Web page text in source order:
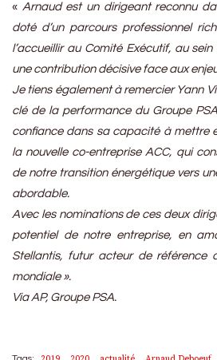
« Arnaud est un dirigeant reconnu
doté d’un parcours professionnel
l’accueillir au Comité Exécutif, au
une contribution décisive face aux
Je tiens également à remercier Yann
clé de la performance du Groupe
confiance dans sa capacité à mettre
la nouvelle co-entreprise ACC, qui
de notre transition énergétique vers
abordable.
Avec les nominations de ces deux
potentiel de notre entreprise, en
Stellantis, futur acteur de référence
mondiale ».
Via AP, Groupe PSA.